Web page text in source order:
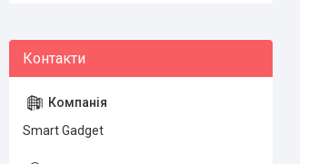
Smart Gadget